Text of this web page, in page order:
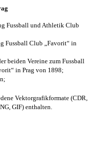
Fussball und Athletik Club
Fussball Club „Favorit“ in
beiden Vereine zum Fussball
in Prag von 1898;
Vektorgrafikformate (CDR,
GIF) enthalten.